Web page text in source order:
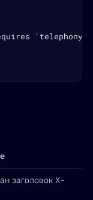
'telephony'
заголовок X-